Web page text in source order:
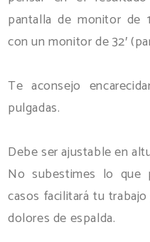
pantalla de monitor de
con un monitor de 32′
Te aconsejo
pulgadas.
Debe ser ajustable en
No subestimes lo que
casos facilitará tu
dolores de espalda.